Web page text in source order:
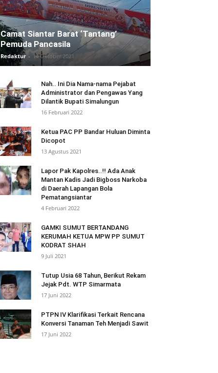
Camat Siantar Barat ‘Tantang’
Pemuda Pancasila
Redaktur - 14 Oktober 2021
Nah.. Ini Dia Nama-nama Pejabat
Administrator dan Pengawas Yang
Dilantik Bupati Simalungun
16 Februari 2022
Ketua PAC PP Bandar Huluan Diminta
Dicopot
13 Agustus 2021
Lapor Pak Kapolres..!! Ada Anak
Mantan Kadis Jadi Bigboss Narkoba
di Daerah Lapangan Bola
Pematangsiantar
4 Februari 2022
GAMKI SUMUT BERTANDANG
KERUMAH KETUA MPW PP SUMUT
KODRAT SHAH
9 Juli 2021
Tutup Usia 68 Tahun, Berikut Rekam
Jejak Pdt. WTP Simarmata
17 Juni 2022
PTPN IV Klarifikasi Terkait Rencana
Konversi Tanaman Teh Menjadi Sawit
17 Juni 2022